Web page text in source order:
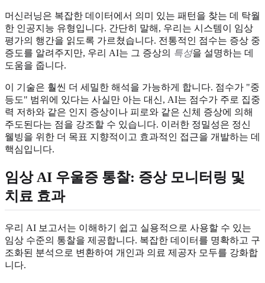
머신러닝은 복잡한 데이터에서 의미 있는 패턴을 찾는 데 탁월
한 인공지능 유형입니다. 간단히 말해, 우리는 시스템이 임상
평가의 행간을 읽도록 가르쳤습니다. 전통적인 점수는 증상 중
증도를 알려주지만, 우리 AI는 그 증상의 특성을 설명하는 데
도움을 줍니다.
이 기술은 훨씬 더 세밀한 해석을 가능하게 합니다. 점수가 "중
등도" 범위에 있다는 사실만 아는 대신, AI는 점수가 주로 집중
력 저하와 같은 인지 증상이나 피로와 같은 신체 증상에 의해
주도된다는 점을 강조할 수 있습니다. 이러한 정밀성은 정신
웰빙을 위한 더 목표 지향적이고 효과적인 접근을 개발하는 데
핵심입니다.
임상 AI 우울증 통찰: 증상 모니터링 및
치료 효과
우리 AI 보고서는 이해하기 쉽고 실용적으로 사용할 수 있는
임상 수준의 통찰을 제공합니다. 복잡한 데이터를 명확하고 구
조화된 분석으로 변환하여 개인과 의료 제공자 모두를 강화합
니다.